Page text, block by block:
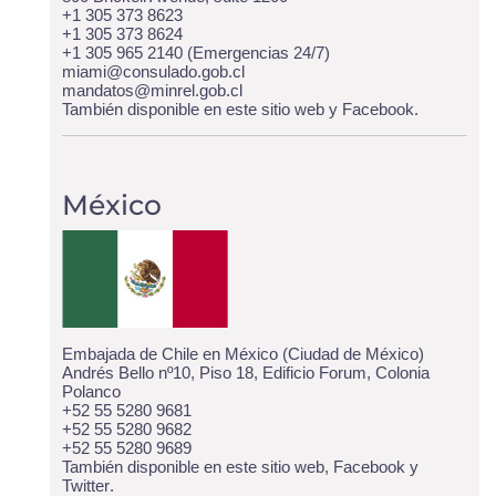
+1 305 373 8623
+1 305 373 8624
+1 305 965 2140 (Emergencias 24/7)
miami@consulado.gob.cl
mandatos@minrel.gob.cl
También disponibleen este sitio web y Facebook.
México
Embajada de Chile en México (Ciudad de México)
Andrés Bello nº10, Piso 18, Edificio Forum, Colonia
Polanco
+52 55 5280 9681
+52 55 5280 9682
+52 55 5280 9689
También disponibleen este sitio web, Facebook y
Twitter.